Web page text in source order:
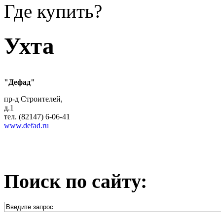
Где купить?
Ухта
"Дефад"
пр-д Строителей,
д.1
тел. (82147) 6-06-41
www.defad.ru
Поиск по сайту: